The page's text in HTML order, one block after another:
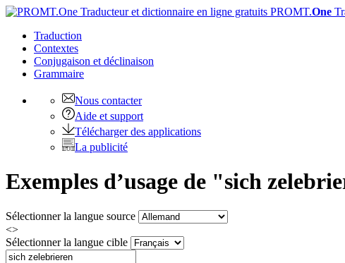
PROMT.One
Traduction
Contextes
Conjugaison et déclinaison
Grammaire
Nous contacter
Aide et support
Télécharger des applications
La publicité
Exemples d’usage de "sich
Sélectionner la langue source
<>
Sélectionner la langue cible